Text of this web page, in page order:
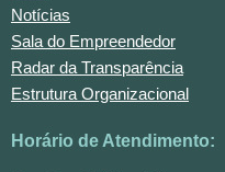
Notícias
Sala do Empreendedor
Radar da Transparência
Estrutura Organizacional
Horário de Atendimento: